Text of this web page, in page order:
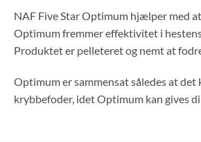
NAF Five Star Optimum hjælper med
Optimum fremmer effektivitet i
Produktet er pelleteret og nemt at
Optimum er sammensat således at
krybbefoder, idet Optimum kan gives